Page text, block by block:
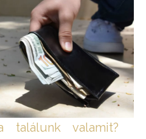
találunk valamit?